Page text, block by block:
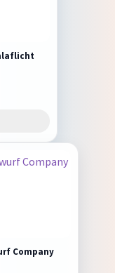
Company